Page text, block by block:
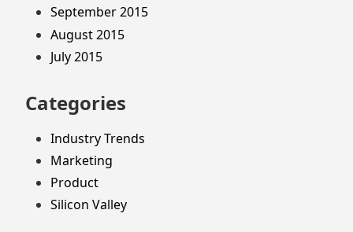
September 2015
August 2015
July 2015
Categories
Industry Trends
Marketing
Product
Silicon Valley